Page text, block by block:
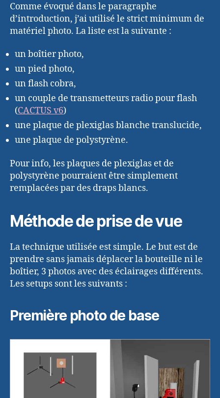
Comme évoqué dans le paragraphe
d’introduction, j’ai utilisé le strict minimum de
matériel photo. La liste est la suivante :
un boîtier photo,
un pied photo,
un flash cobra,
un couple de transmetteurs radio pour flash
(CACTUS v6)
une plaque de plexiglas blanche translucide,
une plaque de polystyrène.
Pour info, les plaques de plexiglas et de
polystyrène pourraient être simplement
remplacées par des draps blancs.
Méthode de prise de vue
La technique utilisée est simple. Le but est de
prendre sans jamais déplacer la bouteille ni le
boîtier, 3 photos avec des éclairages différents.
Les setups sont les suivants :
Première photo de base